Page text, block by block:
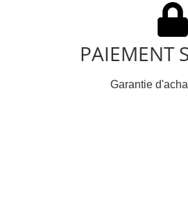
PAIEMENT
Garantie